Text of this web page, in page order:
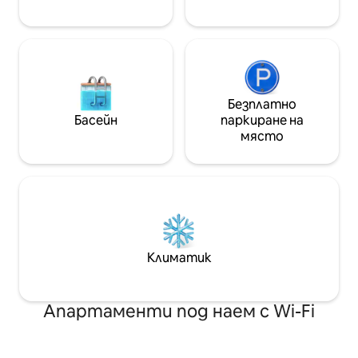
пистите е 1,4
Басейн
Безплатно
паркиране на
място
Климатик
Апартаменти под наем с Wi-Fi